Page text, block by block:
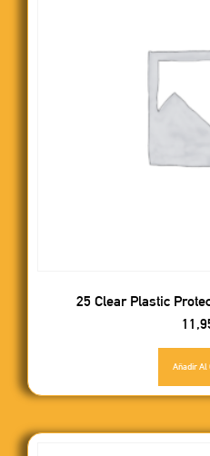
25 Clear Plastic
Añadir Al